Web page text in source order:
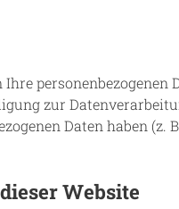
personenbezogenen
zur
Daten haben (z.
Website